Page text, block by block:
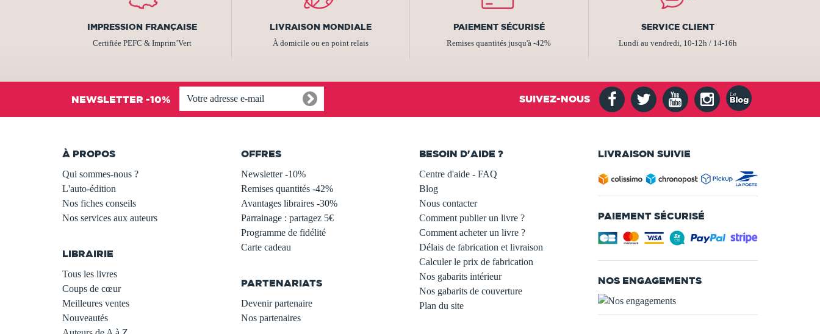
IMPRESSION FRANÇAISE
Certifiée PEFC & Imprim’Vert
LIVRAISON MONDIALE
À domicile ou en point relais
PAIEMENT SÉCURISÉ
Remises quantités jusqu'à -42%
SERVICE CLIENT
Lundi au vendredi, 10-12h / 14-16h
NEWSLETTER -10% SUIVEZ-NOUS
À PROPOS
Qui sommes-nous ?
L'auto-édition
Nos fiches conseils
Nos services aux auteurs
LIBRAIRIE
Tous les livres
Coups de cœur
Meilleures ventes
Nouveautés
OFFRES
Newsletter -10%
Remises quantités -42%
Avantages libraires -30%
Parrainage : partagez 5€
Programme de fidélité
Carte cadeau
PARTENARIATS
Devenir partenaire
Nos partenaires
BESOIN D'AIDE ?
Centre d'aide - FAQ
Blog
Nous contacter
Comment publier un livre ?
Comment acheter un livre ?
Délais de fabrication et livraison
Calculer le prix de fabrication
Nos gabarits intérieur
Nos gabarits de couverture
Plan du site
LIVRAISON SUIVIE
PAIEMENT SÉCURISÉ
NOS ENGAGEMENTS